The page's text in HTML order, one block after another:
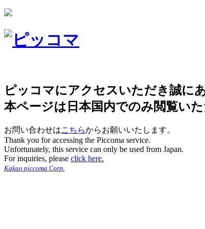
ピッコマにアクセスいただき誠に
本ページは日本国内でのみ閲覧いた
お問い合わせはこちらからお願いいたします。
Thank you for accessing the Piccoma service.
Unfortunately, this service can only be used from Japan.
For inquiries, please click here.
Kakao piccoma Corp.